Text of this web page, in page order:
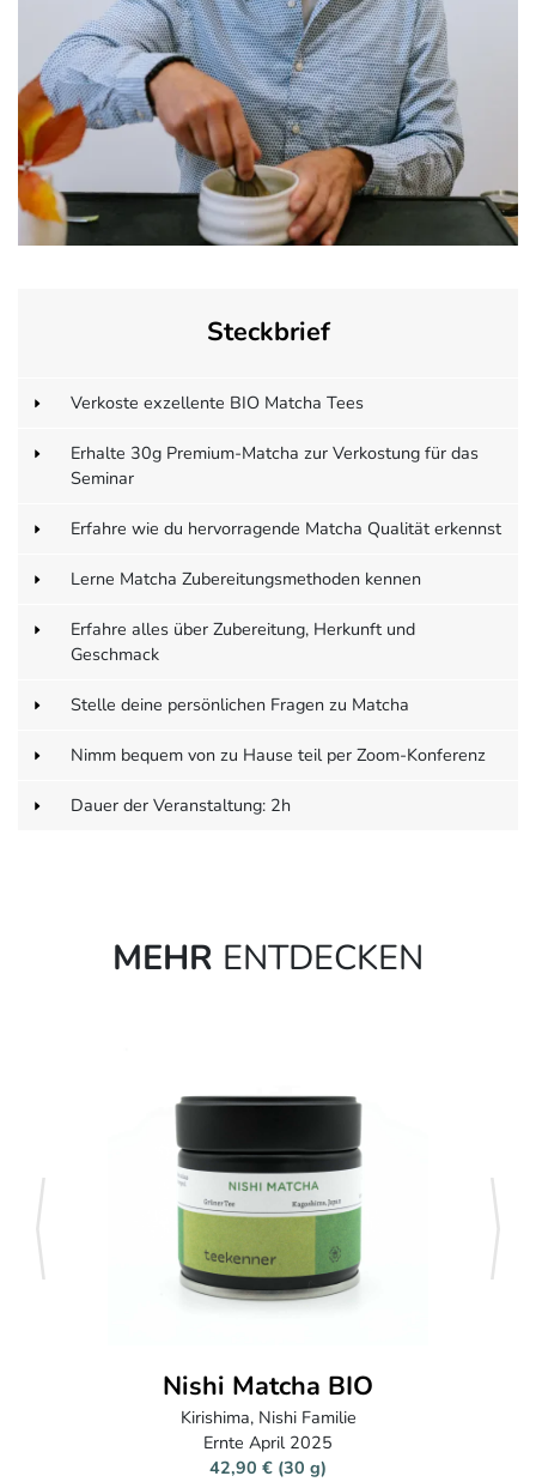
Steckbrief
Verkoste exzellente BIO Matcha Tees
Erhalte 30g Premium-Matcha zur Verkostung für das
Seminar
Erfahre wie du hervorragende Matcha Qualität erkennst
Lerne Matcha Zubereitungsmethoden kennen
Erfahre alles über Zubereitung, Herkunft und
Geschmack
Stelle deine persönlichen Fragen zu Matcha
Nimm bequem von zu Hause teil per Zoom-Konferenz
Dauer der Veranstaltung: 2h
MEHR ENTDECKEN
Nishi Matcha BIO
Kirishima, Nishi Familie
Ernte April 2025
42,90 € (30 g)
zurück